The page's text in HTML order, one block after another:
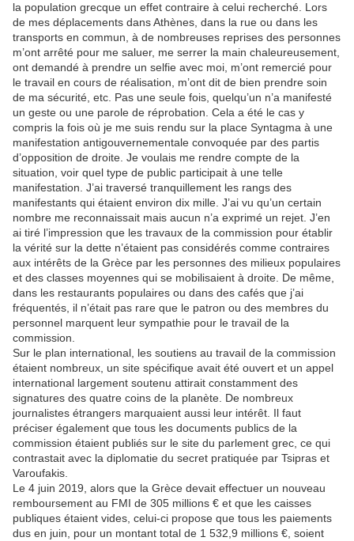
la population grecque un effet contraire à celui recherché. Lors
de mes déplacements dans Athènes, dans la rue ou dans les
transports en commun, à de nombreuses reprises des personnes
m’ont arrêté pour me saluer, me serrer la main chaleureusement,
ont demandé à prendre un selfie avec moi, m’ont remercié pour
le travail en cours de réalisation, m’ont dit de bien prendre soin
de ma sécurité, etc. Pas une seule fois, quelqu’un n’a manifesté
un geste ou une parole de réprobation. Cela a été le cas y
compris la fois où je me suis rendu sur la place Syntagma à une
manifestation antigouvernementale convoquée par des partis
d’opposition de droite. Je voulais me rendre compte de la
situation, voir quel type de public participait à une telle
manifestation. J’ai traversé tranquillement les rangs des
manifestants qui étaient environ dix mille. J’ai vu qu’un certain
nombre me reconnaissait mais aucun n’a exprimé un rejet. J’en
ai tiré l’impression que les travaux de la commission pour établir
la vérité sur la dette n’étaient pas considérés comme contraires
aux intérêts de la Grèce par les personnes des milieux populaires
et des classes moyennes qui se mobilisaient à droite. De même,
dans les restaurants populaires ou dans des cafés que j’ai
fréquentés, il n’était pas rare que le patron ou des membres du
personnel marquent leur sympathie pour le travail de la
commission.
Sur le plan international, les soutiens au travail de la commission
étaient nombreux, un site spécifique avait été ouvert et un appel
international largement soutenu attirait constamment des
signatures des quatre coins de la planète. De nombreux
journalistes étrangers marquaient aussi leur intérêt. Il faut
préciser également que tous les documents publics de la
commission étaient publiés sur le site du parlement grec, ce qui
contrastait avec la diplomatie du secret pratiquée par Tsipras et
Varoufakis.
Le 4 juin 2019, alors que la Grèce devait effectuer un nouveau
remboursement au FMI de 305 millions € et que les caisses
publiques étaient vides, celui-ci propose que tous les paiements
dus en juin, pour un montant total de 1 532,9 millions €, soient